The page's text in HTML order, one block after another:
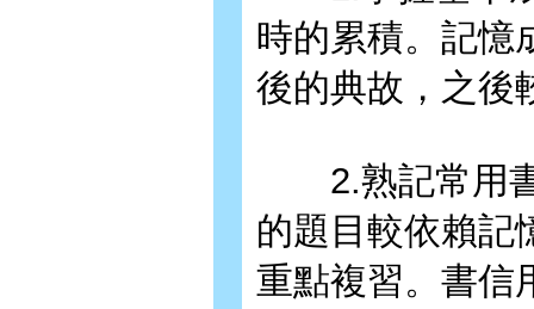
時的累積。記憶
後的典故，之後
2.熟記常用書
的題目較依賴記
重點複習。書信